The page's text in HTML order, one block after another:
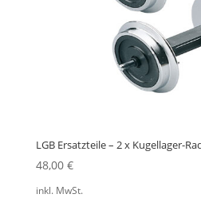
LGB Ersatzteile – 2 x Kugellager-
48,00 €
inkl. MwSt.